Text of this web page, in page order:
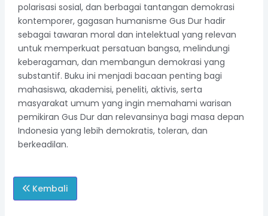
polarisasi sosial, dan berbagai tantangan demokrasi
kontemporer, gagasan humanisme Gus Dur hadir
sebagai tawaran moral dan intelektual yang relevan
untuk memperkuat persatuan bangsa, melindungi
keberagaman, dan membangun demokrasi yang
substantif. Buku ini menjadi bacaan penting bagi
mahasiswa, akademisi, peneliti, aktivis, serta
masyarakat umum yang ingin memahami warisan
pemikiran Gus Dur dan relevansinya bagi masa depan
Indonesia yang lebih demokratis, toleran, dan
berkeadilan.
Kembali